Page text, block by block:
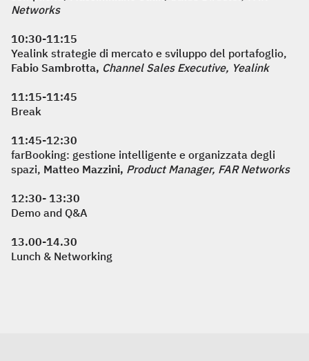
Networks
10:30-11:15
Yealink strategie di mercato e sviluppo del portafoglio,
Fabio Sambrotta, Channel Sales Executive, Yealink
11:15-11:45
Break
11:45-12:30
farBooking: gestione intelligente e organizzata degli
spazi, Matteo Mazzini, Product Manager, FAR Networks
12:30- 13:30
Demo and Q&A
13.00-14.30
Lunch & Networking